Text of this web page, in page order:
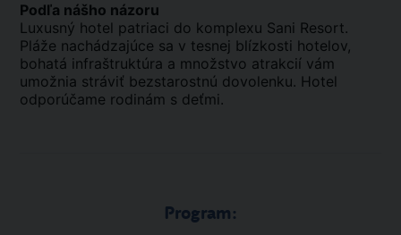
Podľa nášho názoru
Luxusný hotel patriaci do komplexu Sani Resort.
Pláže nachádzajúce sa v tesnej blízkosti hotelov,
bohatá infraštruktúra a množstvo atrakcií vám
umožnia stráviť bezstarostnú dovolenku. Hotel
odporúčame rodinám s deťmi.
Program: